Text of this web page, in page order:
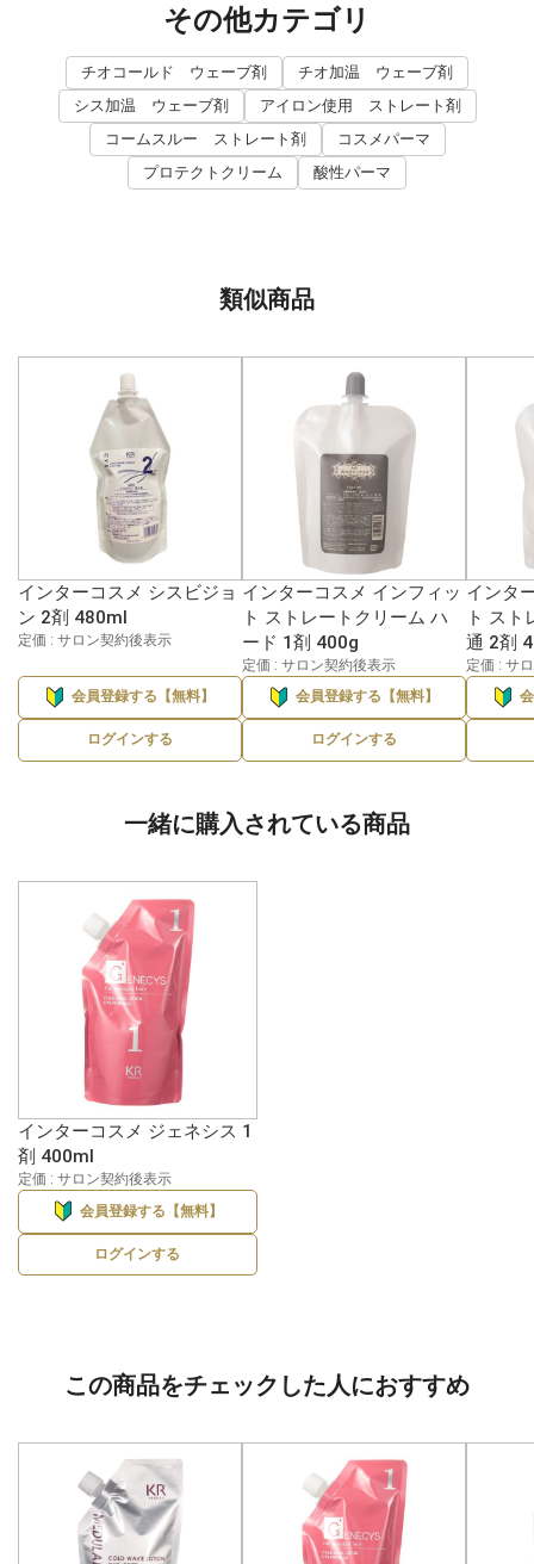
その他カテゴリ
チオコールド ウェーブ剤
チオ加温 ウェーブ剤
シス加温 ウェーブ剤
アイロン使用 ストレート剤
コームスルー ストレート剤
コスメパーマ
プロテクトクリーム
酸性パーマ
類似商品
インターコスメ シスビジョ
ン 2剤 480ml
定価 : サロン契約後表示
会員登録する【無料】
ログインする
インターコスメ インフィッ
ト ストレートクリーム ハ
ード 1剤 400g
定価 : サロン契約後表示
会員登録する【無料】
ログインする
インタ
ト スト
通 2剤
定価 : サ
一緒に購入されている商品
インターコスメ ジェネシス 1
剤 400ml
定価 : サロン契約後表示
会員登録する【無料】
ログインする
この商品をチェックした人におすすめ